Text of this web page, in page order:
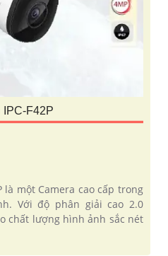
IPC-F42P
là một Camera cao cấp trong
Với độ phân giải cao 2.0
chất lượng hình ảnh sắc nét